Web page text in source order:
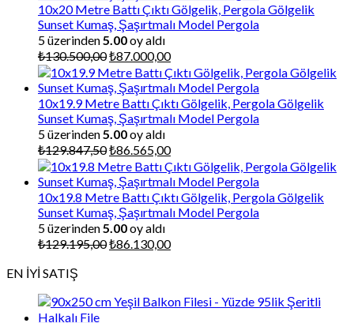
10x20 Metre Battı Çıktı Gölgelik, Pergola Gölgelik
Sunset Kumaş, Şaşırtmalı Model Pergola
5 üzerinden 5.00oy aldı
₺130.500,00Orijinal
fiyat:
₺130.500,00.
₺87.000,00Şu
andaki
fiyat:
₺87.000,00.
10x19.9 Metre Battı Çıktı Gölgelik, Pergola Gölgelik
Sunset Kumaş, Şaşırtmalı Model Pergola
5 üzerinden 5.00oy aldı
₺129.847,50Orijinal
fiyat:
₺129.847,50.
₺86.565,00Şu
andaki
fiyat:
₺86.565,00.
10x19.8 Metre Battı Çıktı Gölgelik, Pergola Gölgelik
Sunset Kumaş, Şaşırtmalı Model Pergola
5 üzerinden 5.00oy aldı
₺129.195,00Orijinal
₺86.130,00Şu
EN İYİ SATIŞ